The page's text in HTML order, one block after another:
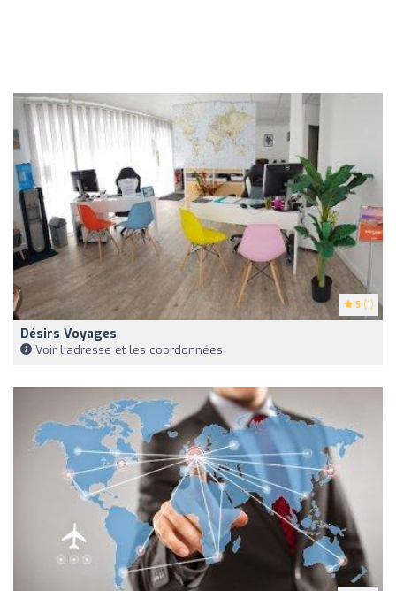
5 (1)
Désirs Voyages
Voir l'adresse et les coordonnées